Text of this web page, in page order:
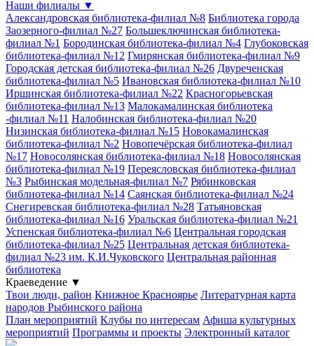
Наши филиалы ▼
Александровская библиотека-филиал №8 Библиотека города
Заозерного-филиал №27 Большеключинская библиотека-
филиал №1 Бородинская библиотека-филиал №4 Глубоковская
библиотека-филиал №12 Гмирянская библиотека-филиал №9
Городская детская библиотека-филиал №26 Двуреченская
библиотека-филиал №5 Ивановская библиотека-филиал №10
Иршинская библиотека-филиал №22 Красногорьевская
библиотека-филиал №13 Малокамалинская библиотека
-филиал №11 Налобинская библиотека-филиал №20
Низинская библиотека-филиал №15 Новокамалинская
библиотека-филиал №2 Новопечёрская библиотека-филиал
№17 Новосолянская библиотека-филиал №18 Новосолянская
библиотека-филиал №19 Переясловская библиотека-филиал
№3 Рыбинская модельная-филиал №7 Рябинковская
библиотека-филиал №14 Саянская библиотека-филиал №24
Снегиревская библиотека-филиал №28 Татьяновская
библиотека-филиал №16 Уральская библиотека-филиал №21
Успенская библиотека-филиал №6 Центральная городская
библиотека-филиал №25 Центральная детская библиотека-
филиал №23 им. К.И.Чуковского Центральная районная
библиотека
Краеведение ▼
Твои люди, район Книжное Красноярье Литературная карта
народов Рыбинского района
План мероприятий Клубы по интересам Афиша культурных
мероприятий Программы и проекты Электронный каталог